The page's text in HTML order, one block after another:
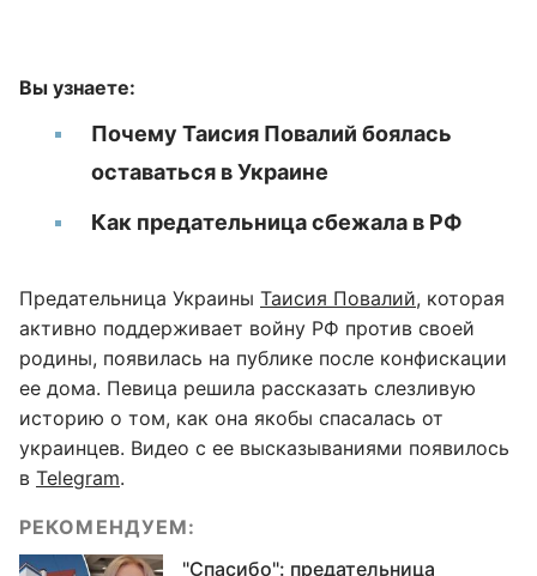
Вы узнаете:
Почему Таисия Повалий боялась
оставаться в Украине
Как предательница сбежала в РФ
Предательница Украины Таисия Повалий, которая
активно поддерживает войну РФ против своей
родины, появилась на публике после конфискации
ее дома. Певица решила рассказать слезливую
историю о том, как она якобы спасалась от
украинцев. Видео с ее высказываниями появилось
в Telegram.
РЕКОМЕНДУЕМ:
"Спасибо": предательница